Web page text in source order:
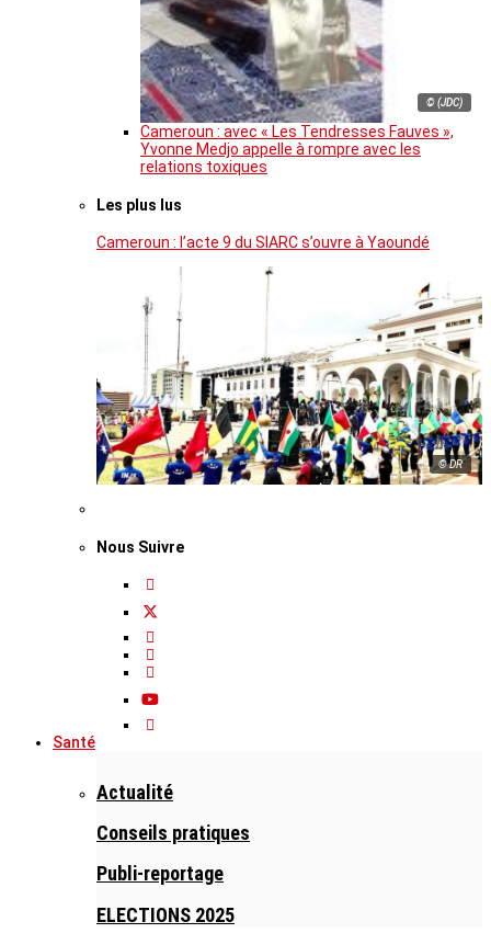
© (JDC)
Cameroun : avec « Les Tendresses Fauves »,
Yvonne Medjo appelle à rompre avec les
relations toxiques
Les plus lus
Cameroun : l’acte 9 du SIARC s’ouvre à Yaoundé
© DR
Nous Suivre
Santé
Actualité
Conseils pratiques
Publi-reportage
ELECTIONS 2025